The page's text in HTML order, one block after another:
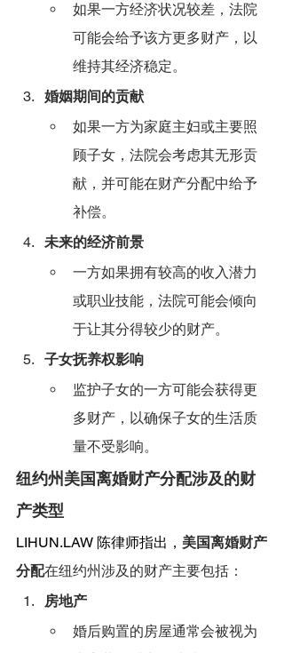
如果一方经济状况较差，法院
可能会给予该方更多财产，以
维持其经济稳定。
婚姻期间的贡献
如果一方为家庭主妇或主要照
顾子女，法院会考虑其无形贡
献，并可能在财产分配中给予
补偿。
未来的经济前景
一方如果拥有较高的收入潜力
或职业技能，法院可能会倾向
于让其分得较少的财产。
子女抚养权影响
监护子女的一方可能会获得更
多财产，以确保子女的生活质
量不受影响。
纽约州美国离婚财产分配涉及的财
产类型
LIHUN.LAW 陈律师指出， 美国离婚财产
分配在纽约州涉及的财产主要包括：
房地产
婚后购置的房屋通常会被视为